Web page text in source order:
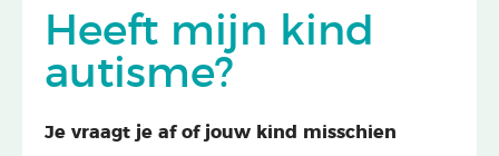
Heeft mijn kind
autisme?
Je vraagt je af of jouw kind misschien